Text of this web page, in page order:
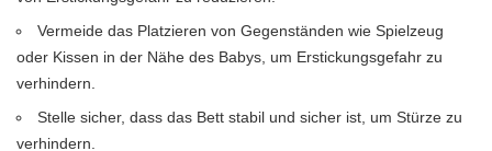
Vermeide das Platzieren von Gegenständen wie Spielzeug
oder Kissen in der Nähe des Babys, um Erstickungsgefahr zu
verhindern.
Stelle sicher, dass das Bett stabil und sicher ist, um Stürze zu
verhindern.